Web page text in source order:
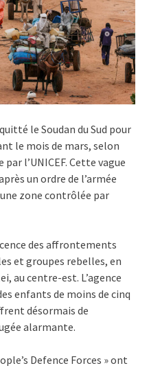
le Soudan du Sud pour
le mois de mars, selon
l’UNICEF. Cette vague
un ordre de l’armée
zone contrôlée par
des affrontements
et groupes rebelles, en
au centre-est. L’agence
enfants de moins de cinq
désormais de
alarmante.
Defence Forces » ont